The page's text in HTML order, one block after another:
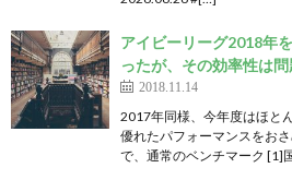
アイビーリーグ2018年
ったが、その効率性は
2018.11.14
2017年同様、今年度はほと
優れたパフォーマンスをお
で、通常のベンチマーク [1]